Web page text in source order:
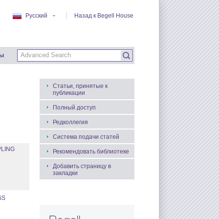
Назад к Begell House
Русский
Статьи, принятые к
публикации
Полный доступ
Редколлегия
Система подачи статей
Рекомендовать библиотеке
Добавить страницу в
закладки